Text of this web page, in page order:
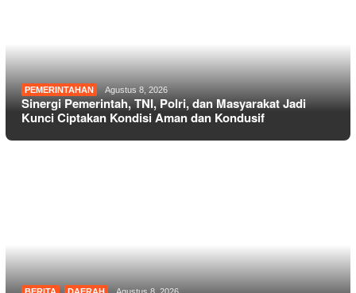
PEMERINTAHAN Agustus 8, 2026
Sinergi Pemerintah, TNI, Polri, dan Masyarakat Jadi
Kunci Ciptakan Kondisi Aman dan Kondusif